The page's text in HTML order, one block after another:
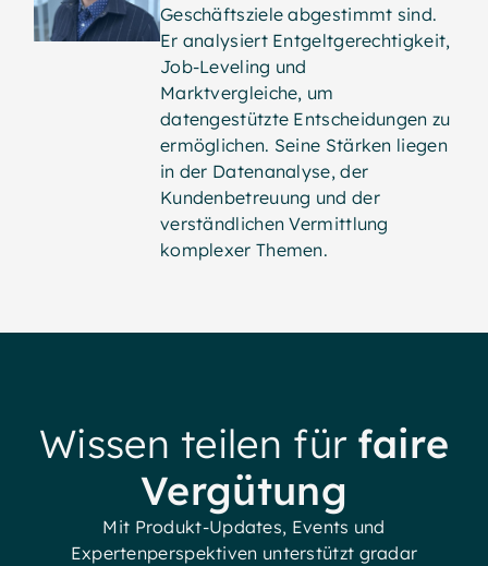
Geschäftsziele abgestimmt sind.
Er analysiert Entgeltgerechtigkeit,
Job-Leveling und
Marktvergleiche, um
datengestützte Entscheidungen zu
ermöglichen. Seine Stärken liegen
in der Datenanalyse, der
Kundenbetreuung und der
verständlichen Vermittlung
komplexer Themen.
Wissen teilen für faire
Vergütung
Mit Produkt-Updates, Events und
Expertenperspektiven unterstützt gradar